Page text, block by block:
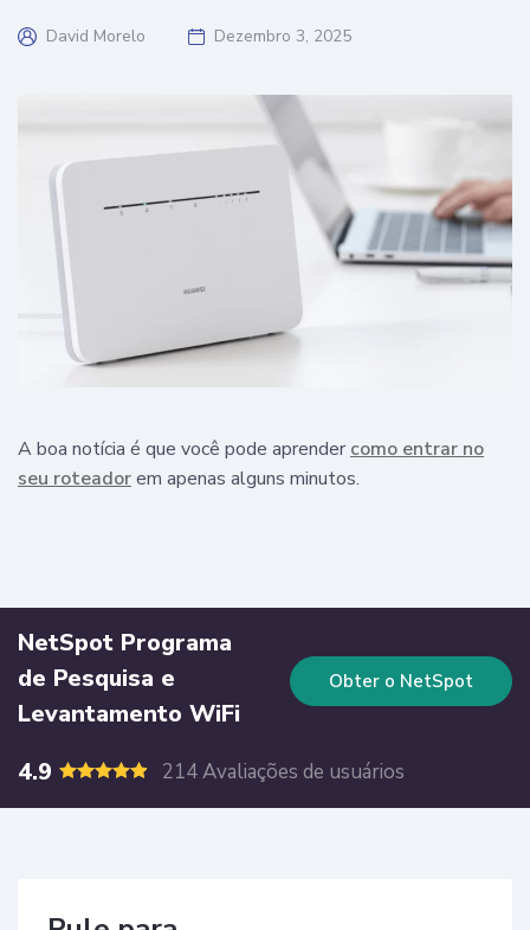
David Morelo Dezembro 3, 2025
A boa notícia é que você pode aprender como entrar no
seu roteadorem apenas alguns minutos.
NetSpot Programa
de Pesquisa e
Levantamento WiFi
Obter o NetSpot
4.9 214 Avaliações de usuários